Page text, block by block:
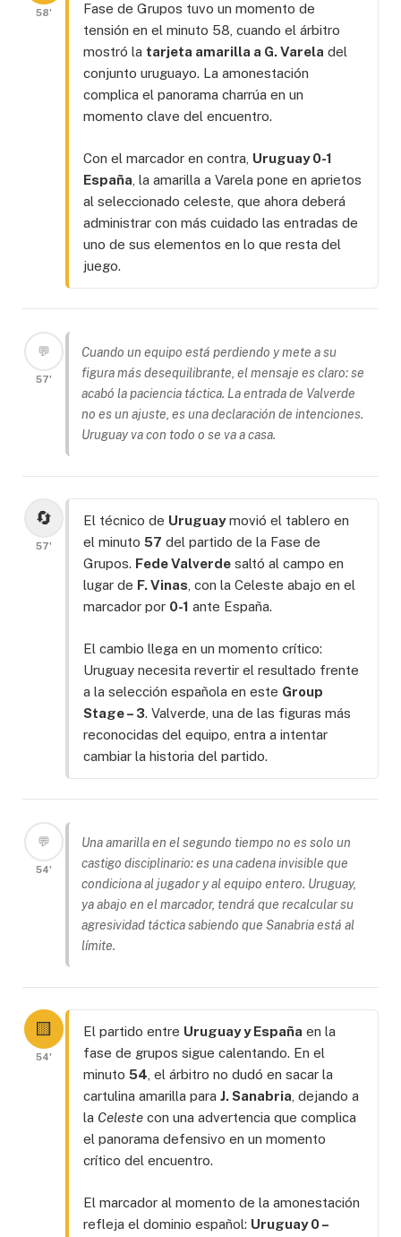
58'
Fase de Grupos tuvo un momento de
tensión en el minuto 58, cuando el árbitro
mostró la tarjeta amarilla a G. Varela del
conjunto uruguayo. La amonestación
complica el panorama charrúa en un
momento clave del encuentro.
Con el marcador en contra, Uruguay 0-1
España , la amarilla a Varela pone en aprietos
al seleccionado celeste, que ahora deberá
administrar con más cuidado las entradas de
uno de sus elementos en lo que resta del
juego.
💬
57'
Cuando un equipo está perdiendo y mete a su
figura más desequilibrante, el mensaje es claro: se
acabó la paciencia táctica. La entrada de Valverde
no es un ajuste, es una declaración de intenciones.
Uruguay va con todo o se va a casa.
🔄
57'
El técnico de Uruguaymovió el tablero en
el minuto 57 del partido de la Fase de
Grupos. Fede Valverde saltó al campo en
lugar de F. Vinas , con la Celeste abajo en el
marcador por 0-1 ante España.
El cambio llega en un momento crítico:
Uruguay necesita revertir el resultado frente
a la selección española en este Group
Stage – 3. Valverde, una de las figuras más
reconocidas del equipo, entra a intentar
cambiar la historia del partido.
💬
54'
Una amarilla en el segundo tiempo no es solo un
castigo disciplinario: es una cadena invisible que
condiciona al jugador y al equipo entero. Uruguay,
ya abajo en el marcador, tendrá que recalcular su
agresividad táctica sabiendo que Sanabria está al
límite.
🟨
54'
El partido entre Uruguay y España en la
fase de grupos sigue calentando. En el
minuto 54 , el árbitro no dudó en sacar la
cartulina amarilla para J. Sanabria , dejando a
la Celeste con una advertencia que complica
el panorama defensivo en un momento
crítico del encuentro.
El marcador al momento de la amonestación
refleja el dominio español: Uruguay 0 –